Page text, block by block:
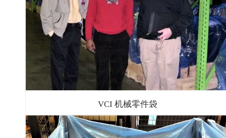
VCI 机械零件袋